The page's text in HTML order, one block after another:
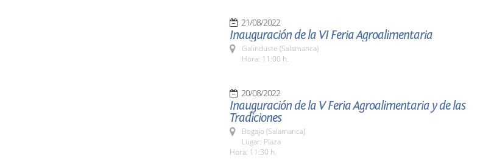
21/08/2022
Inauguración de la VI Feria Agroalimentaria
Galinduste (Salamanca)
Hora: 11:00 h.
20/08/2022
Inauguración de la V Feria Agroalimentaria y de las
Tradiciones
Bogajo (Salamanca)
Lugar: Plaza
Hora: 11:30 h.